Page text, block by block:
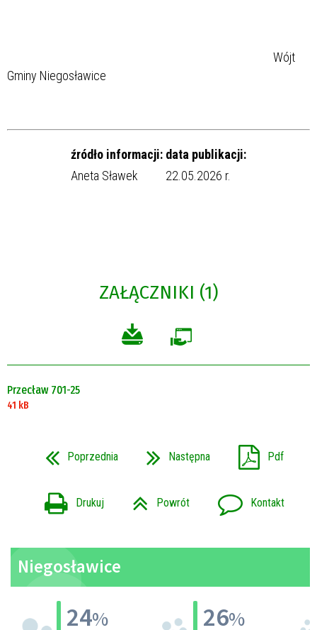
Wójt
Gminy Niegosławice
źródło informacji: data publikacji:
Aneta Sławek
22.05.2026 r.
ZAŁĄCZNIKI (1)
Przecław 701-25
41 kB
Poprzednia Następna Pdf
Drukuj Powrót Kontakt